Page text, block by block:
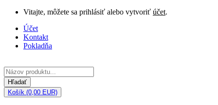
Vitajte, môžete sa prihlásiť alebo vytvoriť účet.
Účet
Kontakt
Pokladňa
Hľadať
Košík (0,00 EUR)